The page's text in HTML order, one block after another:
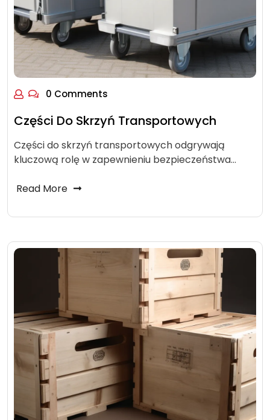
0 Comments
Części Do Skrzyń Transportowych
Części do skrzyń transportowych odgrywają
kluczową rolę w zapewnieniu bezpieczeństwa…
Read More